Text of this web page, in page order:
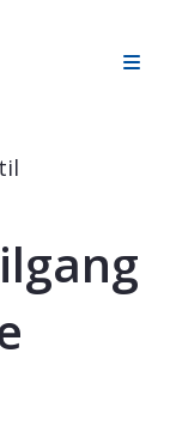
for å forstørre